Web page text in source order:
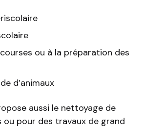
ou à la préparation des
d’animaux
aussi le nettoyage de
ou pour des travaux de grand